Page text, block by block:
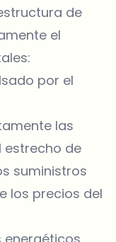
de
el
por el
las
estrecho de
suministros
los precios del